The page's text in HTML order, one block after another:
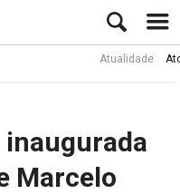
Atualidade Ator Rui
inaugurada
Marcelo